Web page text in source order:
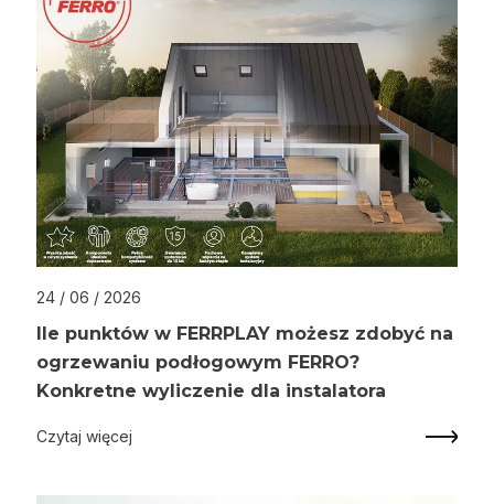
24 / 06 / 2026
Ile punktów w FERRPLAY możesz zdobyć na
ogrzewaniu podłogowym FERRO?
Konkretne wyliczenie dla instalatora
Czytaj więcej